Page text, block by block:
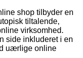
shop tilbyder en
tiltalende,
virksomhed.
side inkluderet i en
uærlige online